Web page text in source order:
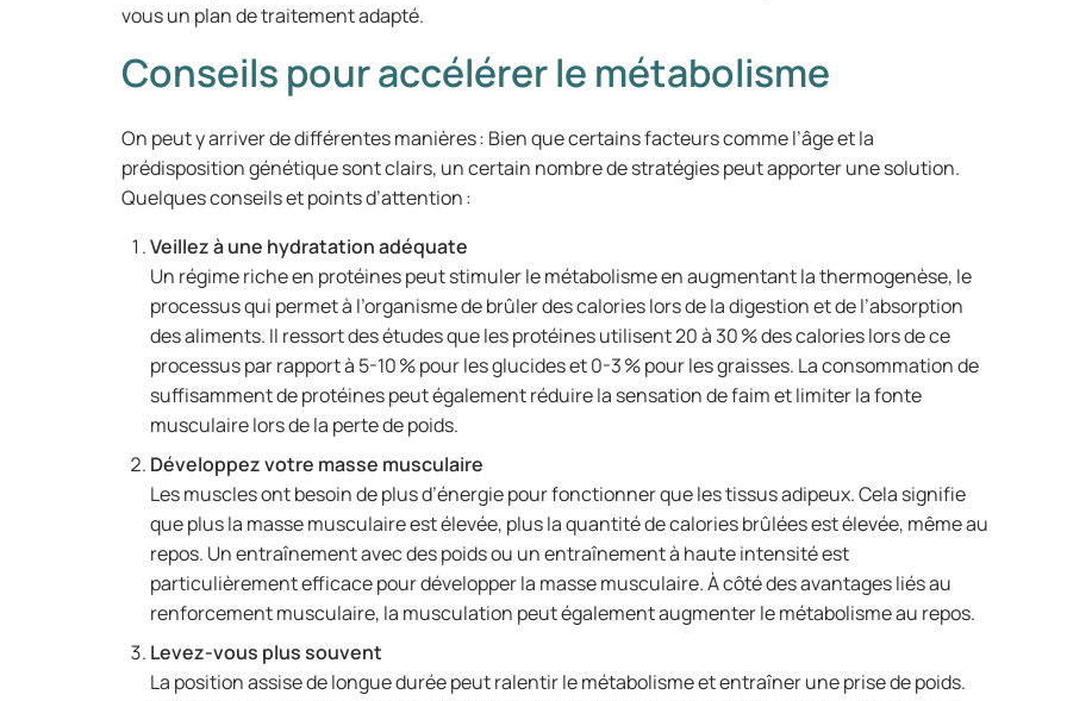
vous un plan de traitement adapté.
Conseils pour accélérer le métabolisme
On peut y arriver de différentes manières : Bien que certains facteurs comme l’âge et la
prédisposition génétique sont clairs, un certain nombre de stratégies peut apporter une solution.
Quelques conseils et points d’attention :
Veillez à une hydratation adéquate
Un régime riche en protéines peut stimuler le métabolisme en augmentant la thermogenèse, le
processus qui permet à l’organisme de brûler des calories lors de la digestion et de l’absorption
des aliments. Il ressort des études que les protéines utilisent 20 à 30 % des calories lors de ce
processus par rapport à 5-10 % pour les glucides et 0-3 % pour les graisses. La consommation de
suffisamment de protéines peut également réduire la sensation de faim et limiter la fonte
musculaire lors de la perte de poids.
Développez votre masse musculaire
Les muscles ont besoin de plus d’énergie pour fonctionner que les tissus adipeux. Cela signifie
que plus la masse musculaire est élevée, plus la quantité de calories brûlées est élevée, même au
repos. Un entraînement avec des poids ou un entraînement à haute intensité est
particulièrement efficace pour développer la masse musculaire. À côté des avantages liés au
renforcement musculaire, la musculation peut également augmenter le métabolisme au repos.
Levez-vous plus souvent
La position assise de longue durée peut ralentir le métabolisme et entraîner une prise de poids.